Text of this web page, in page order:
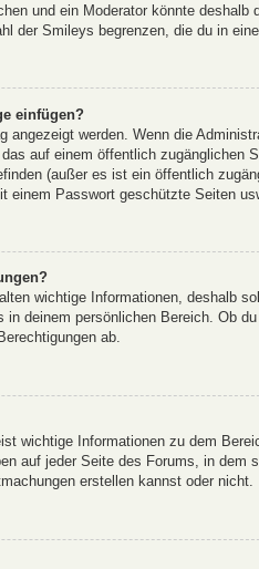
und ein Moderator könnte
der Smileys begrenzen, die du in
einfügen?
angezeigt werden. Wenn die
auf einem öffentlich zugänglichen
(außer es ist ein öffentlich
einem Passwort geschützte Seiten
wichtige Informationen, deshalb
in deinem persönlichen Bereich. Ob
ab.
wichtige Informationen zu dem
auf jeder Seite des Forums, in
erstellen kannst oder